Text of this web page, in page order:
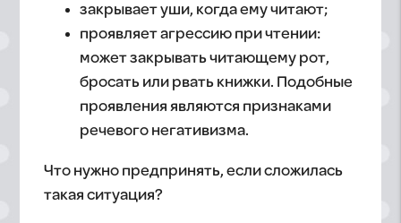
закрывает уши, когда ему читают;
проявляет агрессию при чтении:
может закрывать читающему рот,
бросать или рвать книжки. Подобные
проявления являются признаками
речевого негативизма.
Что нужно предпринять, если сложилась
такая ситуация?